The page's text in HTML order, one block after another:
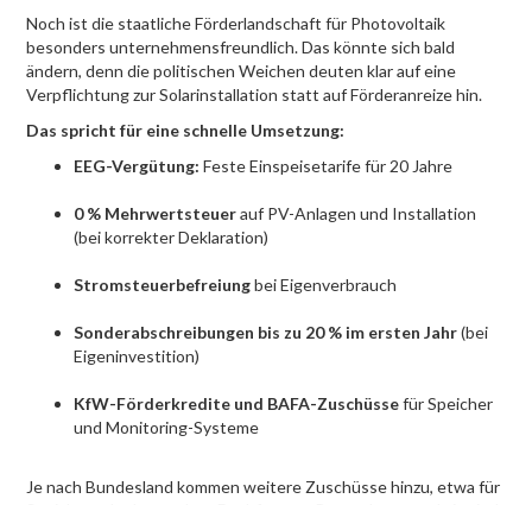
Noch ist die staatliche Förderlandschaft für Photovoltaik
besonders unternehmensfreundlich. Das könnte sich bald
ändern, denn die politischen Weichen deuten klar auf eine
Verpflichtung zur Solarinstallation statt auf Förderanreize hin.
Das spricht für eine schnelle Umsetzung:
EEG-Vergütung: Feste Einspeisetarife für 20 Jahre
0 % Mehrwertsteuerauf PV-Anlagen und Installation
(bei korrekter Deklaration)
Stromsteuerbefreiungbei Eigenverbrauch
Sonderabschreibungen bis zu 20 % im ersten Jahr(bei
Eigeninvestition)
KfW-Förderkredite und BAFA-Zuschüssefür Speicher
und Monitoring-Systeme
Je nach Bundesland kommen weitere Zuschüsse hinzu, etwa für